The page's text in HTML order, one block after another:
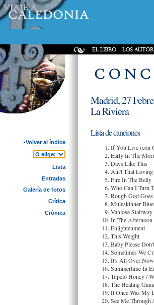
Volver al índice
Lista
Entradas
Galería de fotos
Crítica
Crónica
Madrid, 27
La Riviera
Lista de canciones
If You Live (con
Early In The
Days Like This
Ain't That
Fire In The Belly
Who Can I Turn
Rough God
Muleskinner
Vanlose
In The Afternoon
Enlightenment
This Weight
Baby Please
Sometimes We
It's All Over
Summertime In
Tupelo Honey /
The Healing
It Once Was My
See Me